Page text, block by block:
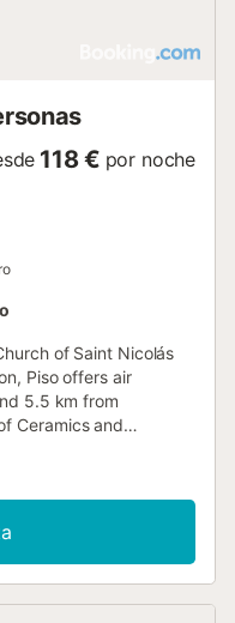
118 € por noche
of Saint Nicolás
Piso offers air
5.5 km from
Ceramics and